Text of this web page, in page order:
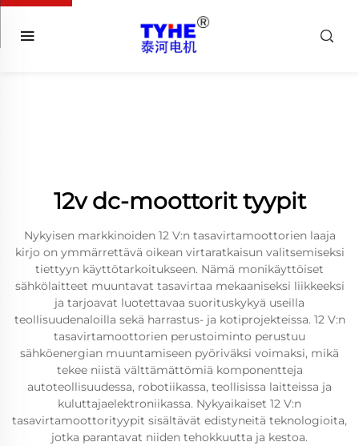
12v dc-moottorit tyypit
Nykyisen markkinoiden 12 V:n tasavirtamoottorien laaja
kirjo on ymmärrettävä oikean virtaratkaisun valitsemiseksi
tiettyyn käyttötarkoitukseen. Nämä monikäyttöiset
sähkölaitteet muuntavat tasavirtaa mekaaniseksi liikkeeksi
ja tarjoavat luotettavaa suorituskykyä useilla
teollisuudenaloilla sekä harrastus- ja kotiprojekteissa. 12 V:n
tasavirtamoottorien perustoiminto perustuu
sähköenergian muuntamiseen pyöriväksi voimaksi, mikä
tekee niistä välttämättömiä komponentteja
autoteollisuudessa, robotiikassa, teollisissa laitteissa ja
kuluttajaelektroniikassa. Nykyaikaiset 12 V:n
tasavirtamoottorityypit sisältävät edistyneitä teknologioita,
jotka parantavat niiden tehokkuutta ja kestoa.